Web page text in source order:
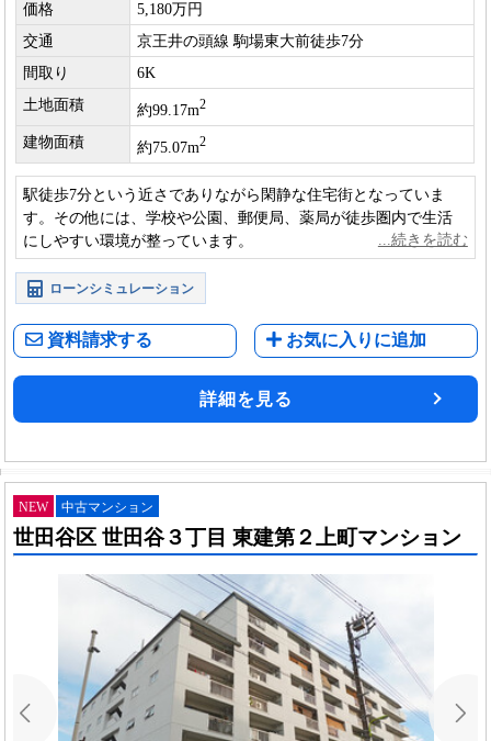
価格
5,180万円
交通
京王井の頭線 駒場東大前徒歩7分
間取り
6K
土地面積
約99.17m2
建物面積 約75.07m2
駅徒歩7分という近さでありながら閑静な住宅街となっていま
す。その他には、学校や公園、郵便局、薬局が徒歩圏内で生活
にしやすい環境が整っています。
ローンシミュレーション
資料請求する お気に入りに追加
詳細を見る
NEW 中古マンション
世田谷区 世田谷３丁目 東建第２上町マンション